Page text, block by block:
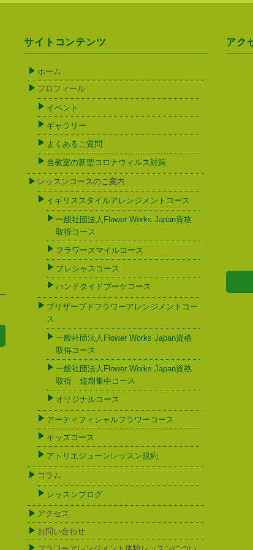
サイトコンテンツ
ホーム
プロフィール
イベント
ギャラリー
よくあるご質問
当教室の新型コロナウィルス対策
レッスンコースのご案内
イギリススタイルアレンジメントコース
一般社団法人Flower Works Japan資格
取得コース
フラワースマイルコース
プレシャスコース
ハンドタイドブーケコース
プリザーブドフラワーアレンジメントコー
ス
一般社団法人Flower Works Japan資格
取得コース
一般社団法人Flower Works Japan資格
取得 短期集中コース
オリジナルコース
アーティフィシャルフラワーコース
キッズコース
アトリエジューンレッスン規約
コラム
レッスンブログ
アクセス
お問い合わせ
アク